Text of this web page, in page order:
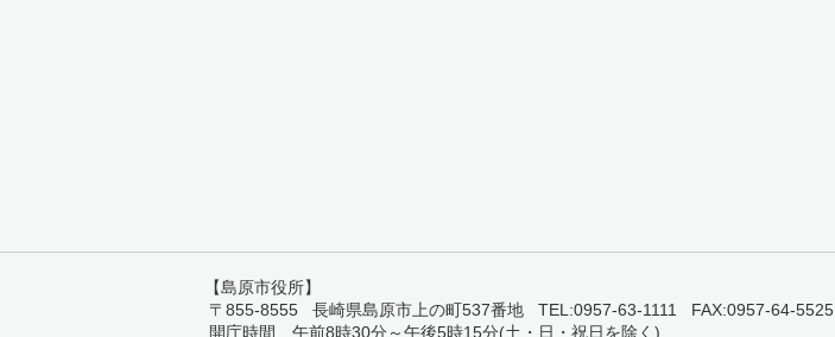
【島原市役所】
〒855-8555 長崎県島原市上の町537番地 TEL:0957-63-1111 FAX:0957-64-5525
開庁時間 午前8時30分～午後5時15分(土・日・祝日を除く)